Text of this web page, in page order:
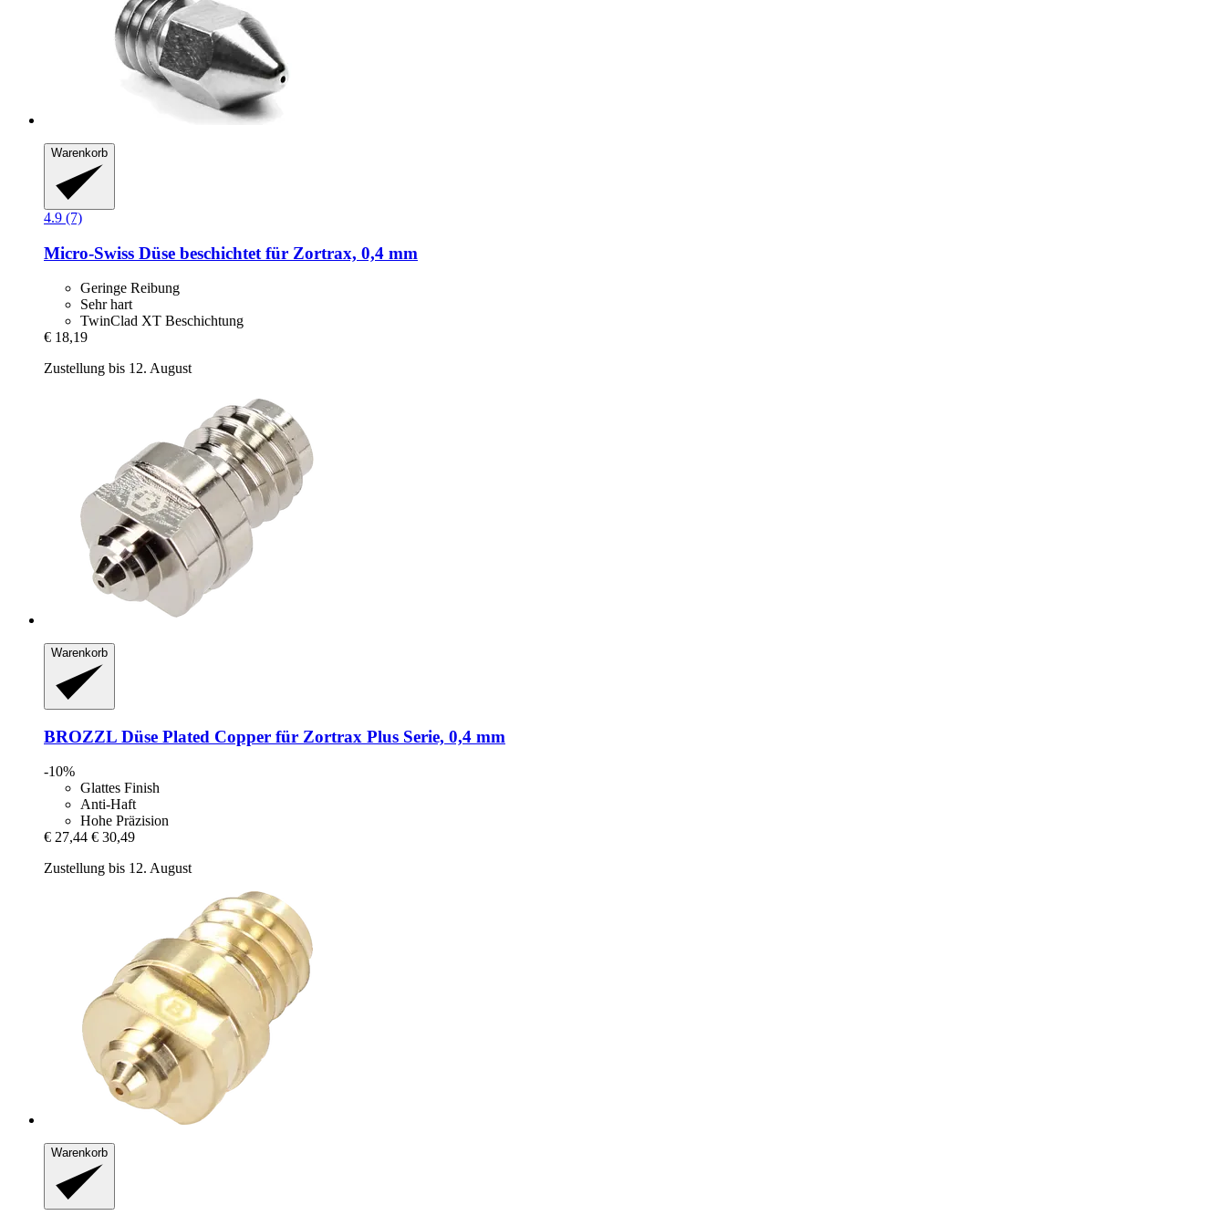
Warenkorb
4.9 (7)
Micro-Swiss Düse beschichtet für Zortrax, 0,4 mm
Geringe Reibung
Sehr hart
TwinClad XT Beschichtung
€ 18,19
Zustellung bis 12. August
Warenkorb
BROZZL Düse Plated Copper für Zortrax Plus Serie, 0,4 mm
-10%
Glattes Finish
Anti-Haft
Hohe Präzision
€ 27,44 € 30,49
Zustellung bis 12. August
Warenkorb